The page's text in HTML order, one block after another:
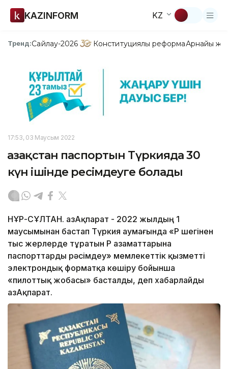
KAZINFORM KZ
Тренд:Сайлау-2026 Конституциялық реформаАрнайы
17:53, 03 Маусым 2022
Қазақстан паспортын Түркияда 30
күн ішінде ресімдеуге болады
НҰР-СҰЛТАН. ҚазАқпарат - 2022 жылдың 1
маусымынан бастап Түркия аумағында «ҚР шегінен
тыс жерлерде тұратын ҚР азаматтарына
паспорттарды рәсімдеу» мемлекеттік қызметті
электрондық форматқа көшіру бойынша
«пилоттық жобасы» басталды, деп хабарлайды
ҚазАқпарат.